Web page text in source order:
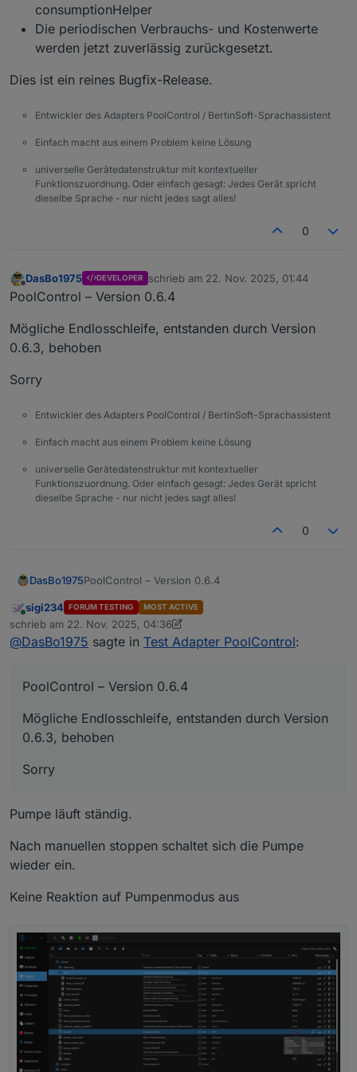
consumptionHelper
Die periodischen Verbrauchs- und Kostenwerte
werden jetzt zuverlässig zurückgesetzt.
Dies ist ein reines Bugfix-Release.
Entwickler des Adapters PoolControl / BertinSoft-Sprachassistent
Einfach macht aus einem Problem keine Lösung
universelle Gerätedatenstruktur mit kontextueller
Funktionszuordnung. Oder einfach gesagt: Jedes Gerät spricht
dieselbe Sprache - nur nicht jedes sagt alles!
0
Offline
DasBo1975 DEVELOPER schrieb am 22. Nov. 2025, 01:44
zuletzt editiert von
PoolControl – Version 0.6.4
Mögliche Endlosschleife, entstanden durch Version
0.6.3, behoben
Sorry
Entwickler des Adapters PoolControl / BertinSoft-Sprachassistent
Einfach macht aus einem Problem keine Lösung
universelle Gerätedatenstruktur mit kontextueller
Funktionszuordnung. Oder einfach gesagt: Jedes Gerät spricht
dieselbe Sprache - nur nicht jedes sagt alles!
0
DasBo1975PoolControl – Version 0.6.4
Mögliche Endlosschleife, entstanden durch Version
0.6.3, behoben
Sorry
Online
sigi234 FORUM TESTING MOST ACTIVE
schrieb am 22. Nov. 2025, 04:36
zuletzt editiert von sigi234
@DasBo1975 sagte in Test Adapter PoolControl:
PoolControl – Version 0.6.4
Mögliche Endlosschleife, entstanden durch Version
0.6.3, behoben
Sorry
Pumpe läuft ständig.
Nach manuellen stoppen schaltet sich die Pumpe
wieder ein.
Keine Reaktion auf Pumpenmodus aus